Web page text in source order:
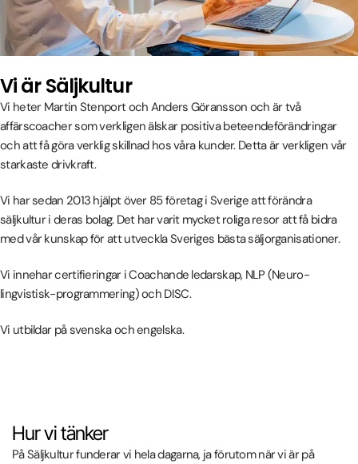
Vi är Säljkultur
Vi heter Martin Stenport och Anders Göransson och är två
affärscoacher som verkligen älskar positiva beteendeförändringar
och att få göra verklig skillnad hos våra kunder. Detta är verkligen vår
starkaste drivkraft.
Vi har sedan 2013 hjälpt över 85 företag i Sverige att förändra
säljkultur i deras bolag. Det har varit mycket roliga resor att få bidra
med vår kunskap för att utveckla Sveriges bästa säljorganisationer.
Vi innehar certifieringar i Coachande ledarskap, NLP (Neuro-
lingvistisk-programmering) och DISC.
Vi utbildar på svenska och engelska.
Hur vi tänker
På Säljkultur funderar vi hela dagarna, ja förutom när vi är på